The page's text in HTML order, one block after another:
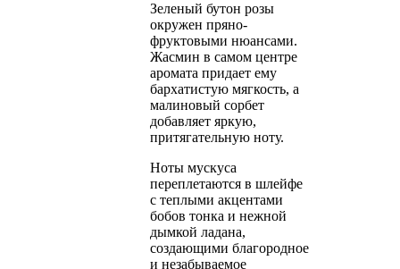
Зеленый бутон розы
окружен пряно-
фруктовыми нюансами.
Жасмин в самом центре
аромата придает ему
бархатистую мягкость, а
малиновый сорбет
добавляет яркую,
притягательную ноту.
Ноты мускуса
переплетаются в шлейфе
с теплыми акцентами
бобов тонка и нежной
дымкой ладана,
создающими благородное
и незабываемое